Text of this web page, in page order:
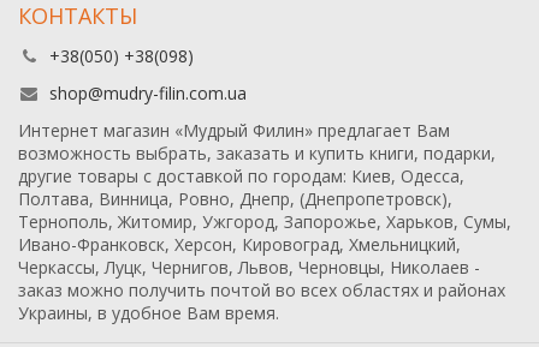
КОНТАКТЫ
+38(050) +38(098)
shop@mudry-filin.com.ua
Интернет магазин «Мудрый Филин» предлагает Вам
возможность выбрать, заказать и купить книги, подарки,
другие товары с доставкой по городам: Киев, Одесса,
Полтава, Винница, Ровно, Днепр, (Днепропетровск),
Тернополь, Житомир, Ужгород, Запорожье, Харьков, Сумы,
Ивано-Франковск, Херсон, Кировоград, Хмельницкий,
Черкассы, Луцк, Чернигов, Львов, Черновцы, Николаев -
заказ можно получить почтой во всех областях и районах
Украины, в удобное Вам время.